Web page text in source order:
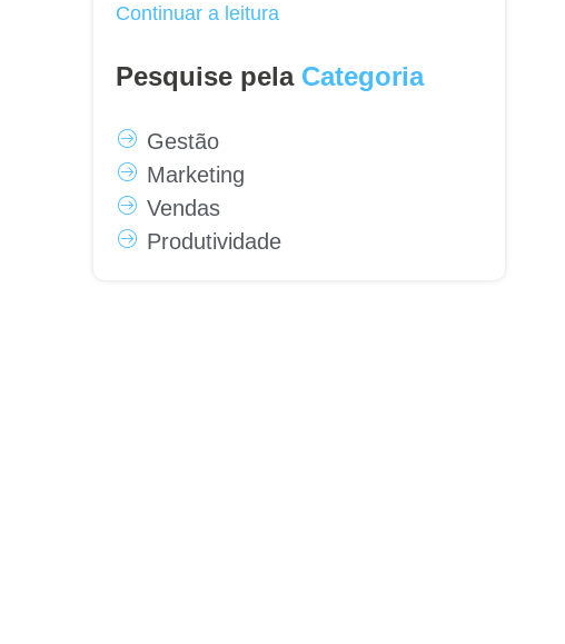
Continuar a leitura
Pesquise pela Categoria
Gestão
Marketing
Vendas
Produtividade